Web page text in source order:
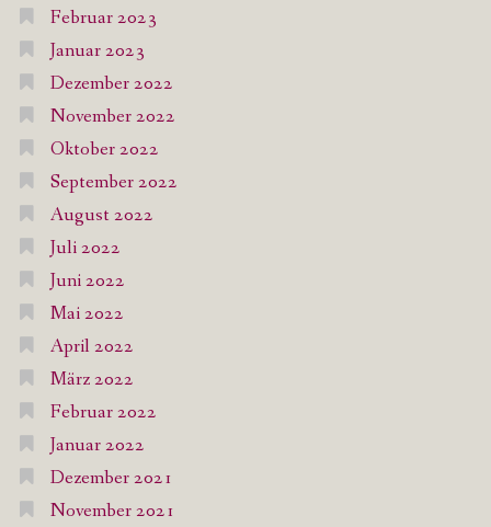
Februar 2023
Januar 2023
Dezember 2022
November 2022
Oktober 2022
September 2022
August 2022
Juli 2022
Juni 2022
Mai 2022
April 2022
März 2022
Februar 2022
Januar 2022
Dezember 2021
November 2021